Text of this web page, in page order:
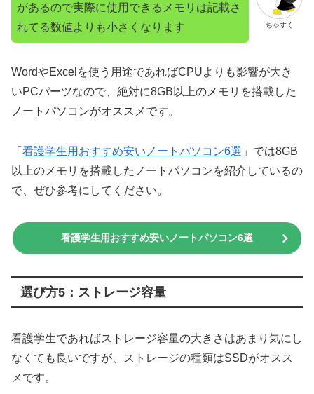
ちゃすく
があるので実際に使用できるメモリは記載さ
れてる数値よりも小さくなります
WordやExcelを使う用途であればCPUよりも影響が大き
いPCパーツなので、絶対に8GB以上のメモリを搭載した
ノートパソコンがオススメです。
「 看護学生用おすすめ安いノートパソコン6選 」では8GB
以上のメモリを搭載したノートパソコンを紹介しているの
で、ぜひ参考にしてください。
看護学生用おすすめ安いノートパソコン6選
選び方5：ストレージ容量
看護学生であればストレージ容量の大きさはあまり気にし
なくても良いですが、ストレージの種類はSSDがオスス
メです。